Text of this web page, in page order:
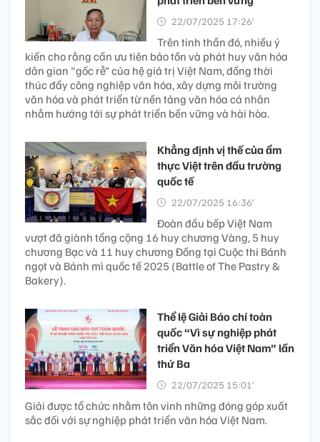
22/07/2025 17:26’
Trên tinh thần đó, nhiều ý
kiến cho rằng cần ưu tiên bảo tồn và phát huy văn hóa
dân gian "gốc rễ” của hệ giá trị Việt Nam, đồng thời
thúc đẩy công nghiệp văn hóa, xây dựng môi trường
văn hóa và phát triển từ nền tảng văn hóa cá nhân
nhằm hướng tới sự phát triển bền vững và hài hòa.
Khẳng định vị thế của ẩm
thực Việt trên đấu trường
quốc tế
22/07/2025 16:36’
Đoàn đầu bếp Việt Nam
vượt đã giành tổng cộng 16 huy chương Vàng, 5 huy
chương Bạc và 11 huy chương Đồng tại Cuộc thi Bánh
ngọt và Bánh mì quốc tế 2025 (Battle of The Pastry &
Bakery).
Thể lệ Giải Báo chí toàn
quốc “Vì sự nghiệp phát
triển Văn hóa Việt Nam” lần
thứ Ba
22/07/2025 15:01’
Giải được tổ chức nhằm tôn vinh những đóng góp xuất
sắc đối với sự nghiệp phát triển văn hóa Việt Nam.